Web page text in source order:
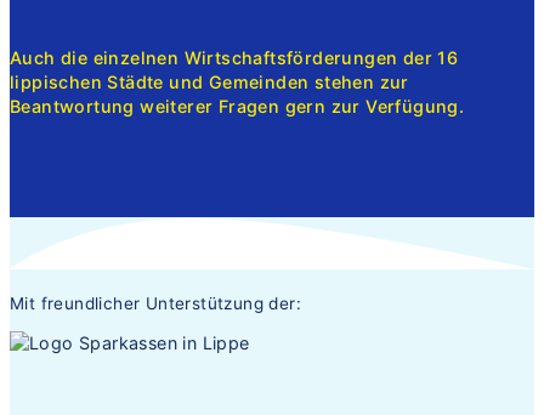
Auch die einzelnen Wirtschaftsförderungen der 16
lippischen Städte und Gemeinden stehen zur
Beantwortung weiterer Fragen gern zur Verfügung.
Mit freundlicher Unterstützung der: